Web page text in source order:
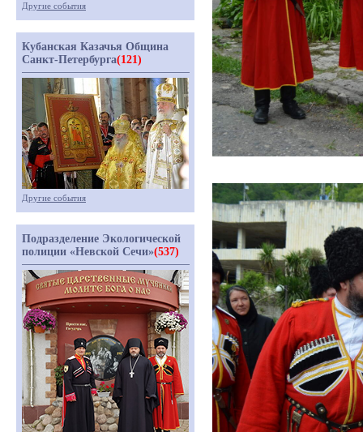
Другие события
Кубанская Казачья Община
Санкт-Петербурга(121)
Другие события
Подразделение Экологической
полиции «Невской Сечи»(537)